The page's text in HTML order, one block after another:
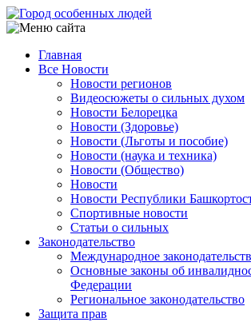
Перейти
к
содержанию
Main
navigation
Главная
Все Новости
Новости регионов
Видеосюжеты о сильных духом
Новости Белорецка
Новости (Здоровье)
Новости (Льготы и пособие)
Новости (наука и техника)
Новости (Общество)
Новости
Новости Республики
Спортивные новости
Статьи о сильных
Законодательство
Международное
Основные законы об
Федерации
Региональное законодательство
Защита прав